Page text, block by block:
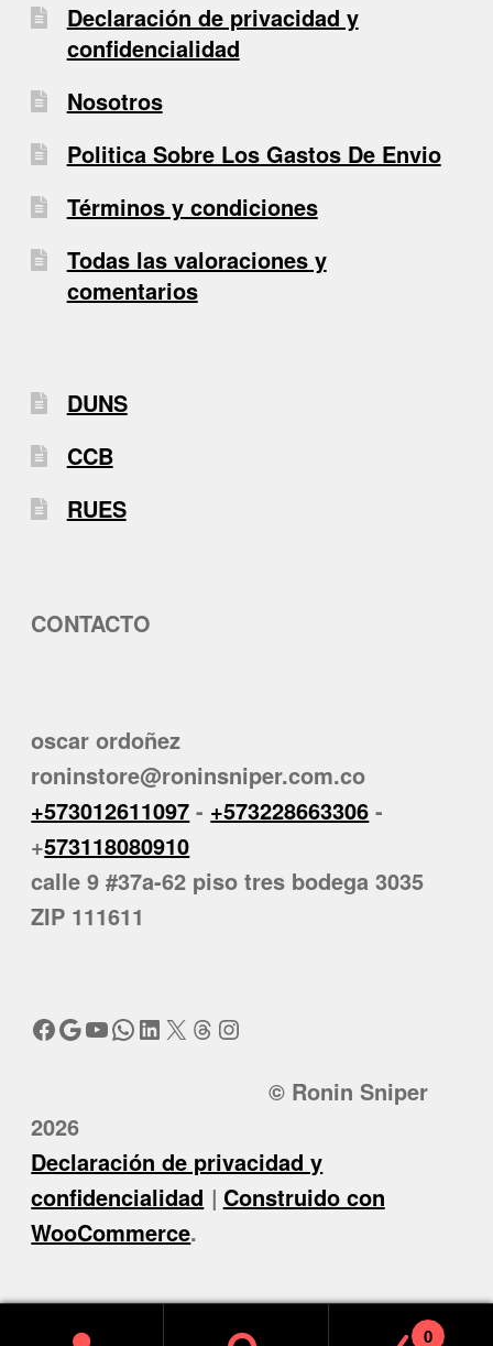
Declaración de privacidad y
confidencialidad
Nosotros
Politica Sobre Los Gastos De Envio
Términos y condiciones
Todas las valoraciones y
comentarios
DUNS
CCB
RUES
CONTACTO
oscar ordoñez
roninstore@roninsniper.com.co
+573012611097 - +573228663306 -
+573118080910
calle 9 #37a-62 piso tres bodega 3035
ZIP 111611
Facebook
Google
YouTube
WhatsApp
LinkedIn
X Threads
Instagram
© Ronin Sniper
2026
Declaración de privacidad y
confidencialidad
Construido con
WooCommerce.
0